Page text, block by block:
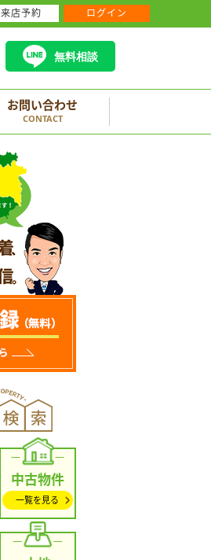
無料相談
お問い合わせ
CONTACT
中古物件
一覧を見る
来店予約 ログイン